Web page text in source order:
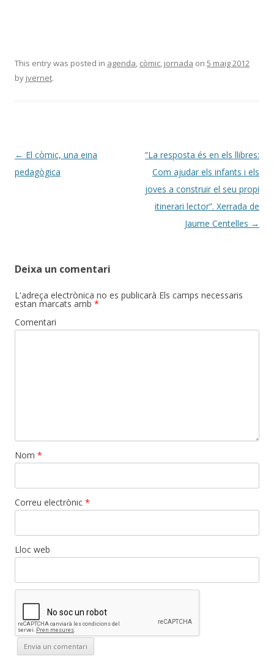
This entry was posted in agenda, còmic, jornada on 5 maig 2012
by jvernet.
Post
navigation
← El còmic, una eina
pedagògica
“La resposta és en els llibres:
Com ajudar els infants i els
joves a construir el seu propi
itinerari lector”. Xerrada de
Jaume Centelles →
Deixa un comentari
L'adreça electrònica no es publicarà Els camps necessaris
estan marcats amb *
Comentari
Nom *
Correu electrònic *
Lloc web